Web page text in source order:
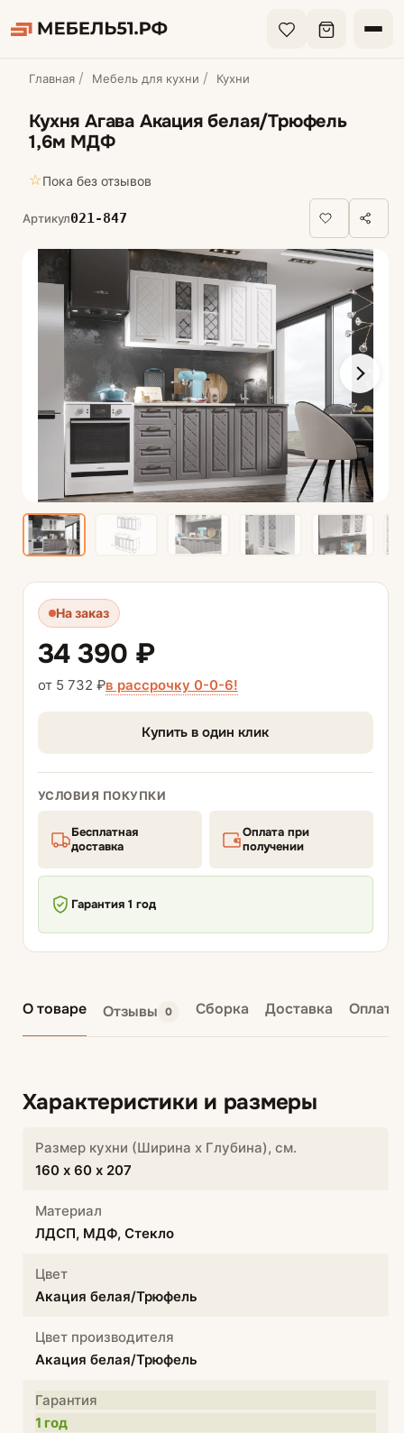
Главная Мебель для кухни Кухни
Кухня Агава Акация белая/Трюфель
1,6м МДФ
☆Пока без отзывов
Артикул021-847
На заказ
34 390 ₽
от 5 732 ₽в рассрочку 0-0-6!
Купить в один клик
УСЛОВИЯ ПОКУПКИ
Бесплатная
доставка
Оплата при
получении
Гарантия 1 год
О товаре Отзывы 0 Сборка Доставка Оплата
Характеристики и размеры
Размер кухни (Ширина х Глубина), см.
160 х 60 х 207
Материал
ЛДСП, МДФ, Стекло
Цвет
Акация белая/Трюфель
Цвет производителя
Акация белая/Трюфель
Гарантия
1 год